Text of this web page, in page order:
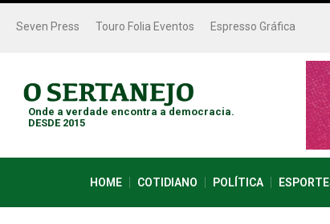
Seven Press Touro Folia Eventos Espresso Gráfica
Onde a verdade encontra a democracia.
DESDE 2015
HOME COTIDIANO POLÍTICA